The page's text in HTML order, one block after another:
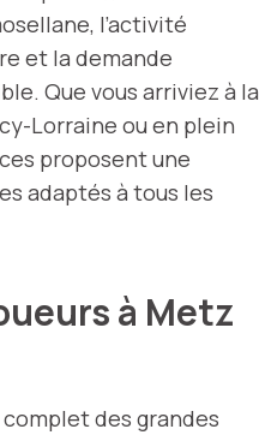
l’activité
et la demande
Que vous arriviez à la
Lorraine ou en plein
proposent une
adaptés à tous les
à Metz
des grandes